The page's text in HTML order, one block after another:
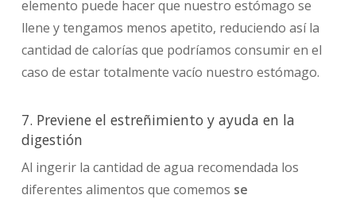
elemento puede hacer que nuestro estómago se
llene y tengamos menos apetito, reduciendo así la
cantidad de calorías que podríamos consumir en el
caso de estar totalmente vacío nuestro estómago.
7. Previene el estreñimiento y ayuda en la
digestión
Al ingerir la cantidad de agua recomendada los
diferentes alimentos que comemos se